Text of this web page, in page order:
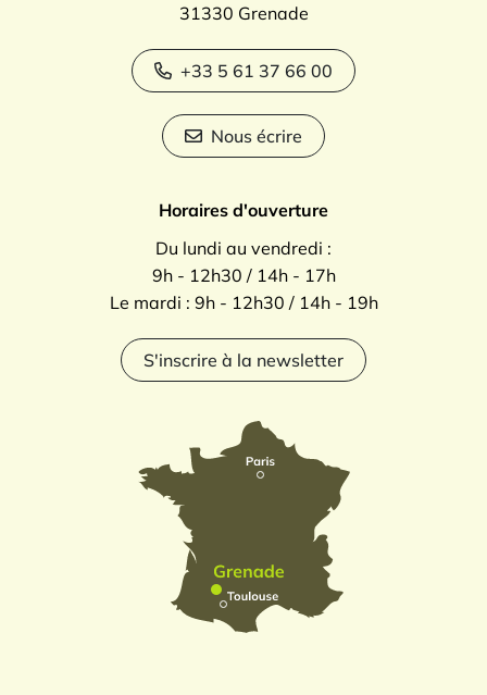
31330 Grenade
+33 5 61 37 66 00
Nous écrire
Horaires d'ouverture
Du lundi au vendredi :
9h - 12h30 / 14h - 17h
Le mardi : 9h - 12h30 / 14h - 19h
S'inscrire à la newsletter